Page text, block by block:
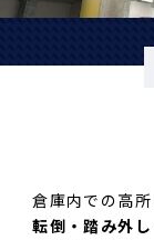
倉庫内での高所
転倒・踏み外